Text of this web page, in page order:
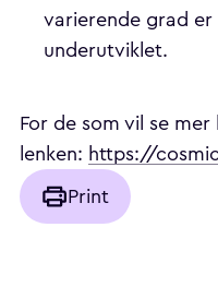
varierende grad
underutviklet.
For de som vil se
lenken: https://
Print